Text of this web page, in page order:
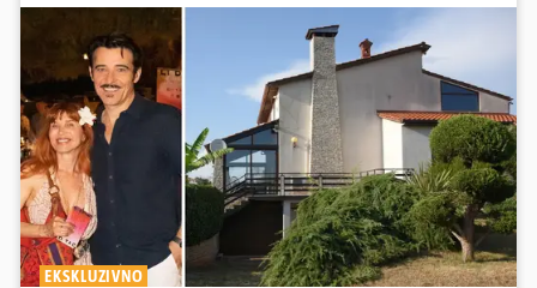
EKSKLUZIVNO